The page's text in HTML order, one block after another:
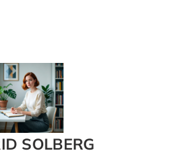
SOLBERG